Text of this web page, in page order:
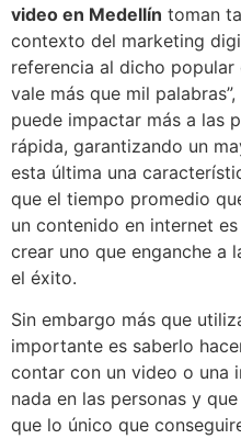
video en Medellín toman
contexto del marketing
referencia al dicho popular
vale más que mil
puede impactar más a las
rápida, garantizando un
esta última una
que el tiempo promedio
un contenido en internet
crear uno que enganche a
el éxito.
Sin embargo más que
importante es saberlo
contar con un video o una
nada en las personas y
que lo único que